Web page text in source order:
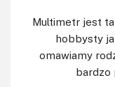
Multimetr jest
hobbysty
omawiamy
bardzo